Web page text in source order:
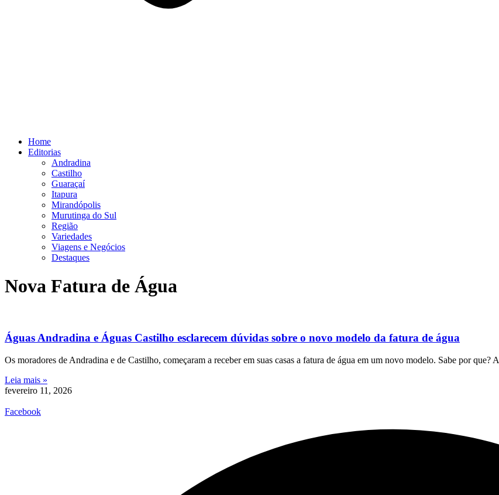
Home
Editorias
Andradina
Castilho
Guaraçaí
Itapura
Mirandópolis
Murutinga do Sul
Região
Variedades
Viagens e Negócios
Destaques
Nova Fatura de Água
Águas Andradina e Águas Castilho esclarecem dúvidas sobre o novo modelo da fatura de água
Os moradores de Andradina e de Castilho, começaram a receber em suas casas a fatura de água em um novo modelo. Sabe por que? A
Leia mais »
fevereiro 11, 2026
Facebook